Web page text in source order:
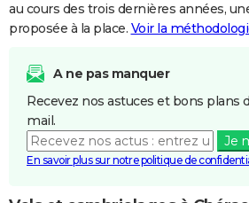
au cours des trois dernières années,
proposée à la place. Voir la
A ne pas manquer
Recevez nos astuces et bons plans
mail.
Je
En savoir plus sur notre politique de